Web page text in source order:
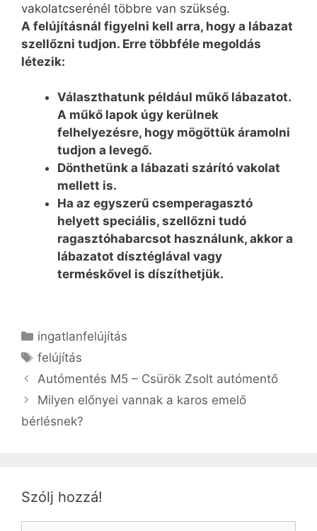
vakolatcserénél többre van szükség.
A felújításnál figyelni kell arra, hogy a lábazat
szellőzni tudjon. Erre többféle megoldás
létezik:
Választhatunk például műkő lábazatot.
A műkő lapok úgy kerülnek
felhelyezésre, hogy mögöttük áramolni
tudjon a levegő.
Dönthetünk a lábazati szárító vakolat
mellett is.
Ha az egyszerű csemperagasztó
helyett speciális, szellőzni tudó
ragasztóhabarcsot használunk, akkor a
lábazatot dísztéglával vagy
terméskővel is díszíthetjük.
Kategória
ingatlanfelújítás
Címkék
felújítás
Autómentés M5 – Csürök Zsolt autómentő
Milyen előnyei vannak a karos emelő
bérlésnek?
Szólj hozzá!